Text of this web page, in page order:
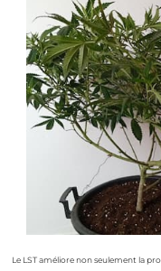
Le LST améliore non seulement la